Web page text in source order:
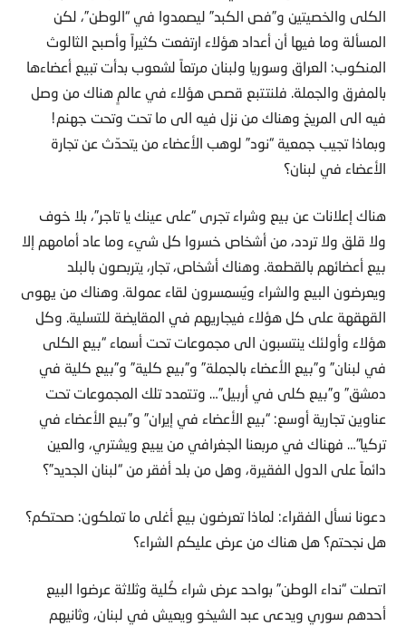
الكلى والخصيتين و”فص الكبد” ليصمدوا في “الوطن”، لكن
المسألة وما فيها أن أعداد هؤلاء ارتفعت كثيراً وأصبح الثالوث
المنكوب: العراق وسوريا ولبنان مرتعاً لشعوب بدأت تبيع أعضاءها
بالمفرق والجملة. فلنتتبع قصص هؤلاء في عالمٍ هناك من وصل
فيه الى المريخ وهناك من نزل فيه الى ما تحت وتحت جهنم!
وبماذا تجيب جمعية “نود” لوهب الأعضاء من يتحدّث عن تجارة
الأعضاء في لبنان؟
هناك إعلانات عن بيع وشراء تجرى “على عينك يا تاجر”، بلا خوف
ولا قلق ولا تردد، من أشخاص خسروا كل شيء وما عاد أمامهم إلا
بيع أعضائهم بالقطعة. وهناك أشخاص، تجار، يتربصون بالبلد
ويعرضون البيع والشراء ويُسمسرون لقاء عمولة. وهناك من يهوى
القهقهة على كل هؤلاء فيجاريهم في المقايضة للتسلية. وكل
هؤلاء وأولئك ينتسبون الى مجموعات تحت أسماء “بيع الكلى
في لبنان” و”بيع الأعضاء بالجملة” و”بيع كلية” و”بيع كلية في
دمشق” و”بيع كلى في أربيل”… وتتمدد تلك المجموعات تحت
عناوين تجارية أوسع: “بيع الأعضاء في إيران” و”بيع الأعضاء في
تركيا”… فهناك في مربعنا الجغرافي من يبيع ويشتري، والعين
دائماً على الدول الفقيرة، وهل من بلد أفقر من “لبنان الجديد”؟
دعونا نسأل الفقراء: لماذا تعرضون بيع أغلى ما تملكون: صحتكم؟
هل نجحتم؟ هل هناك من عرض عليكم الشراء؟
اتصلت “نداء الوطن” بواحد عرض شراء كُلية وثلاثة عرضوا البيع
أحدهم سوري ويدعى عبد الشيخو ويعيش في لبنان، وثانيهم